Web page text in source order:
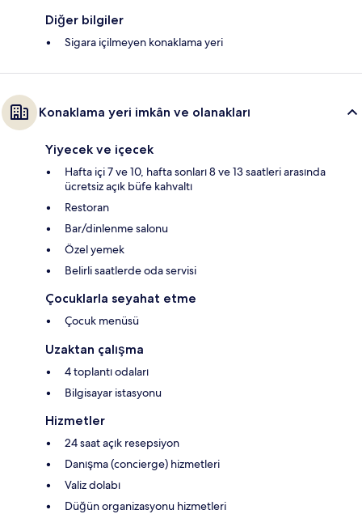
Diğer bilgiler
Sigara içilmeyen konaklama yeri
Konaklama yeri imkân ve olanakları
Yiyecek ve içecek
Hafta içi 7 ve 10, hafta sonları 8 ve 13 saatleri arasında
ücretsiz açık büfe kahvaltı
Restoran
Bar/dinlenme salonu
Özel yemek
Belirli saatlerde oda servisi
Çocuklarla seyahat etme
Çocuk menüsü
Uzaktan çalışma
4 toplantı odaları
Bilgisayar istasyonu
Hizmetler
24 saat açık resepsiyon
Danışma (concierge) hizmetleri
Valiz dolabı
Düğün organizasyonu hizmetleri